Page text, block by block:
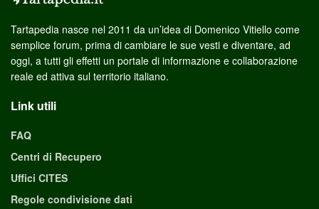
Tartapedia nasce nel 2011 da un’idea di Domenico Vitiello come
semplice forum, prima di cambiare le sue vesti e diventare, ad
oggi, a tutti gli effetti un portale di informazione e collaborazione
reale ed attiva sul territorio italiano.
Link utili
FAQ
Centri di Recupero
Uffici CITES
Regole condivisione dati